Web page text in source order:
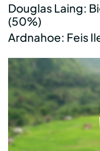
Douglas Laing:
(50%)
Ardnahoe: Feis